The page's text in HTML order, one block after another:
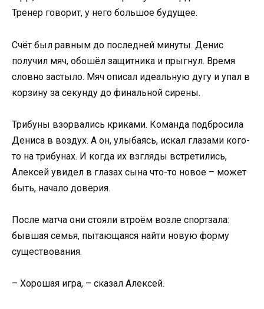
Тренер говорит, у него большое будущее.
Счёт был равным до последней минуты. Денис
получил мяч, обошёл защитника и прыгнул. Время
словно застыло. Мяч описал идеальную дугу и упал в
корзину за секунду до финальной сирены.
Трибуны взорвались криками. Команда подбросила
Дениса в воздух. А он, улыбаясь, искал глазами кого-
то на трибунах. И когда их взгляды встретились,
Алексей увидел в глазах сына что-то новое – может
быть, начало доверия.
После матча они стояли втроём возле спортзала:
бывшая семья, пытающаяся найти новую форму
существования.
– Хорошая игра, – сказал Алексей.